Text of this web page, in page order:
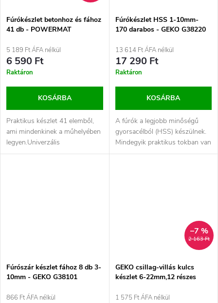
Fúrókészlet betonhoz és fához
41 db - POWERMAT
5 189 Ft ÁFA nélkül
6 590 Ft
Raktáron
KOSÁRBA
Praktikus készlet 41 elemből,
ami mindenkinek a műhelyében
legyen.Univerzális
professzionális ötvözött acél...
Fúrókészlet HSS 1-10mm-
170 darabos - GEKO G38220
13 614 Ft ÁFA nélkül
17 290 Ft
Raktáron
KOSÁRBA
A fúrók a legjobb minőségű
gyorsacélból (HSS) készülnek.
Mindegyik praktikus tokban van
tárolva.
Fúrószár készlet fához 8 db 3-
10mm - GEKO G38101
866 Ft ÁFA nélkül
2 163 Ft
–7 %
GEKO csillag-villás kulcs
készlet 6-22mm,12 részes
1 575 Ft ÁFA nélkül